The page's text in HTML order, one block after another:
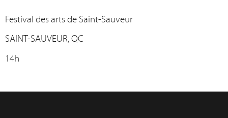
Festival des arts de Saint-Sauveur
SAINT-SAUVEUR, QC
14h